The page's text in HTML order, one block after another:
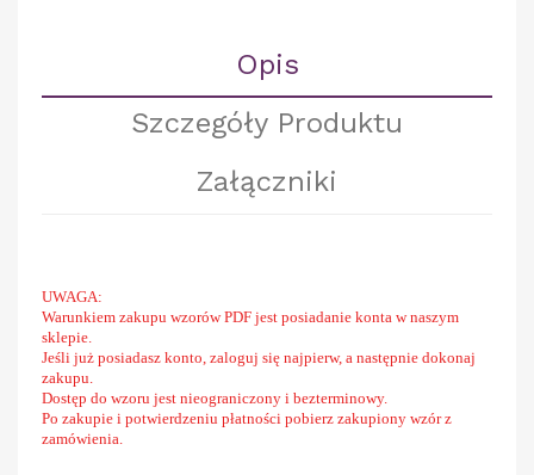
Opis
Szczegóły Produktu
Załączniki
UWAGA:
Warunkiem zakupu wzorów PDF jest posiadanie konta w naszym
sklepie.
Jeśli już posiadasz konto, zaloguj się najpierw, a następnie dokonaj
zakupu.
Dostęp do wzoru jest nieograniczony i bezterminowy.
Po zakupie i potwierdzeniu płatności pobierz zakupiony wzór z
zamówienia.